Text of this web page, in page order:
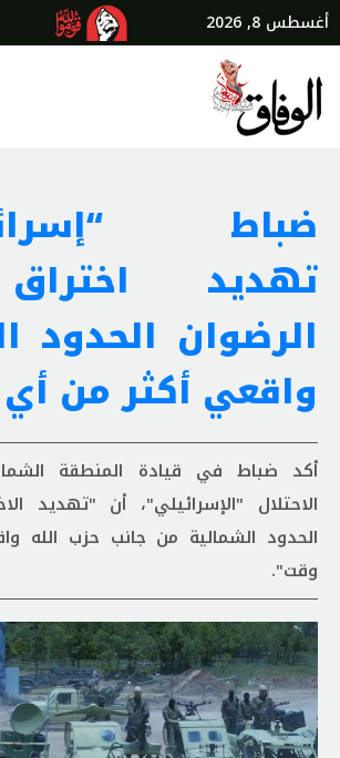
أغسطس 8, 2026
ضباط
تهديد
الرضوان الحدود
واقعي أكثر من
أكد ضباط في قيادة المنطقة
الاحتلال "الإسرائيلي"، أن "تهديد
الحدود الشمالية من جانب حزب الله
وقت".